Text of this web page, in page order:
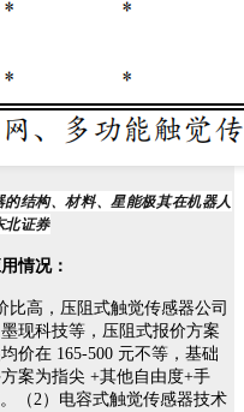
结构、材料、星能极其在机器人
北证券
情况：
比高，压阻式触觉传感器公司
现科技等，压阻式报价方案
价在 165-500 元不等，基础
案为指尖 +其他自由度+手
（2）电容式触觉传感器技术